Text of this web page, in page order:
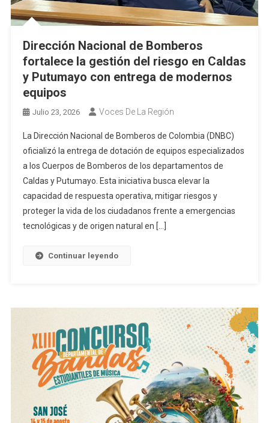
Dirección Nacional de Bomberos
fortalece la gestión del riesgo en Caldas
y Putumayo con entrega de modernos
equipos
Julio 23, 2026 Voces De La Región
La Dirección Nacional de Bomberos de Colombia (DNBC)
oficializó la entrega de dotación de equipos especializados
a los Cuerpos de Bomberos de los departamentos de
Caldas y Putumayo. Esta iniciativa busca elevar la
capacidad de respuesta operativa, mitigar riesgos y
proteger la vida de los ciudadanos frente a emergencias
tecnológicas y de origen natural en […]
Continuar leyendo